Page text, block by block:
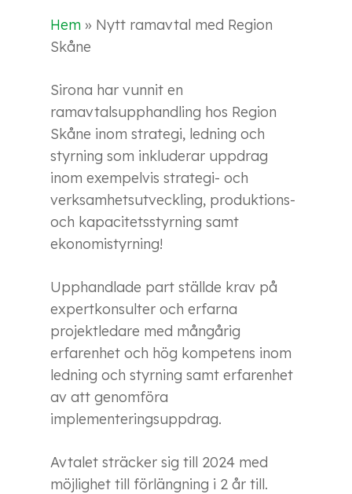
Hem » Nytt ramavtal med Region
Skåne
Sirona har vunnit en
ramavtalsupphandling hos Region
Skåne inom strategi, ledning och
styrning som inkluderar uppdrag
inom exempelvis strategi- och
verksamhetsutveckling, produktions-
och kapacitetsstyrning samt
ekonomistyrning!
Upphandlade part ställde krav på
expertkonsulter och erfarna
projektledare med mångårig
erfarenhet och hög kompetens inom
ledning och styrning samt erfarenhet
av att genomföra
implementeringsuppdrag.
Avtalet sträcker sig till 2024 med
möjlighet till förlängning i 2 år till.